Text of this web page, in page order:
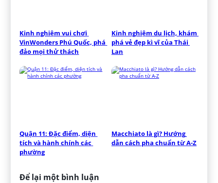
Kinh nghiệm vui chơi
VinWonders Phú Quốc, phá
đảo mọi thử thách
Kinh nghiệm du lịch, khám
phá vẻ đẹp kì vĩ của Thái
Lan
Quận 11: Đặc điểm, diện
tích và hành chính các
phường
Macchiato là gì? Hướng
dẫn cách pha chuẩn từ A-Z
Để lại một bình luận